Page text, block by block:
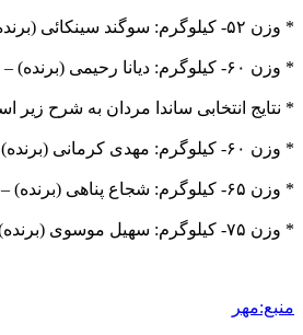
* وزن ۵۲- کیلوگرم: سوگند سینکائی (برنده) – سوگند سلیمی
* وزن ۶۰- کیلوگرم: دیانا رحیمی (برنده) – سهیلا منصوریان
* نتایج انتخابی ساندا مردان به شرح زیر
* وزن ۶۰- کیلوگرم: مهدی کرمانی (برنده) – پیمان رحمانی
* وزن ۶۵- کیلوگرم: شجاع پناهی (برنده) – عیسی آرسیون
* وزن ۷۵- کیلوگرم: سهیل موسوی (برنده) – رضا کرمی
منبع:مهر